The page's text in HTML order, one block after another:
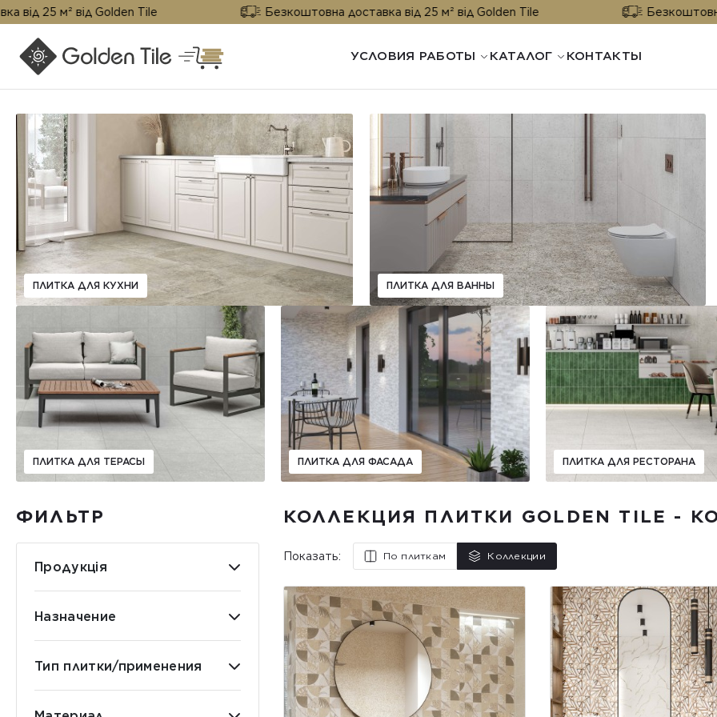
м² від Golden Tile Безкоштовна доставка від 25 м² від Golden Tile Безкоштовна
УСЛОВИЯ РАБОТЫ КАТАЛОГ КОНТАКТЫ
ПЛИТКА ДЛЯ КУХНИ ПЛИТКА ДЛЯ ВАННЫ
ПЛИТКА ДЛЯ ТЕРАСЫ ПЛИТКА ДЛЯ ФАСАДА ПЛИТКА ДЛЯ РЕСТОРАНА
ФИЛЬТР
Продукція
Назначение
Тип плитки/применения
КОЛЛЕКЦИЯ ПЛИТКИ GOLDEN TILE -
Показать: По плиткам Коллекции